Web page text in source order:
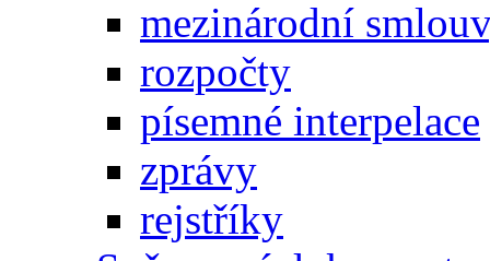
mezinárodní
rozpočty
písemné interpelace
zprávy
rejstříky